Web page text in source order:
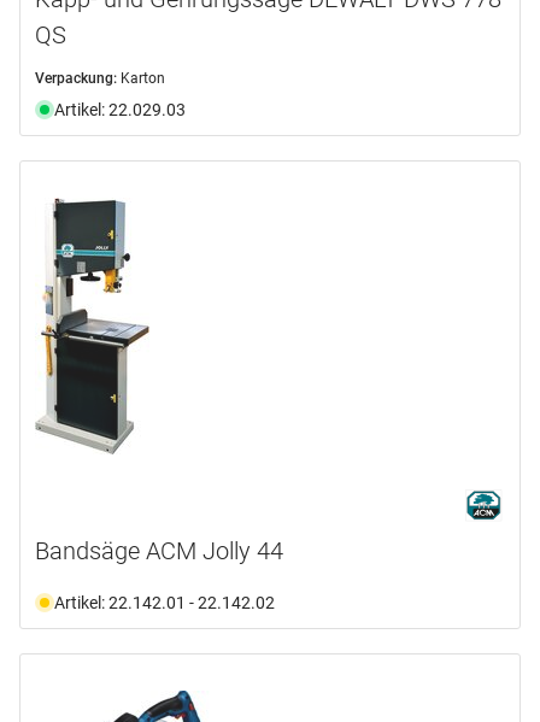
QS
Verpackung: Karton
Artikel: 22.029.03
Bandsäge ACM Jolly 44
Artikel: 22.142.01 - 22.142.02